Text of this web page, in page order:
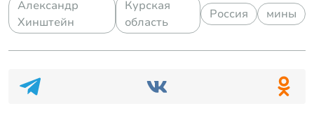
Александр
Хинштейн
Курская
область
Россия мины